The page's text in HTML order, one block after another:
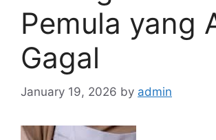
Pemula yang
Gagal
January 19, 2026 by admin